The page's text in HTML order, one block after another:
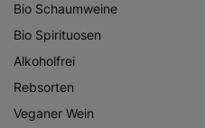
Bio Schaumweine
Bio Spirituosen
Alkoholfrei
Rebsorten
Veganer Wein